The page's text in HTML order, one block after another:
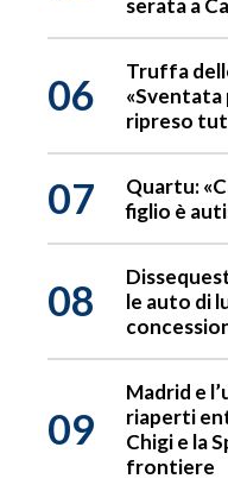
serata a
06
Truffa
ripreso
07
Quartu:
figlio è
08
le auto di
09
Madrid e
riaperti
Chigi e la
frontiere